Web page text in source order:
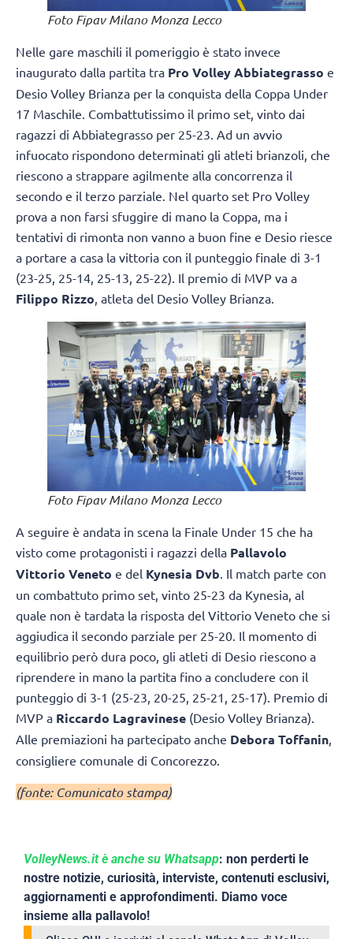
Foto Fipav Milano Monza Lecco
Nelle gare maschili il pomeriggio è stato invece
inaugurato dalla partita tra Pro Volley Abbiategrasso e
Desio Volley Brianza per la conquista della Coppa Under
17 Maschile. Combattutissimo il primo set, vinto dai
ragazzi di Abbiategrasso per 25-23. Ad un avvio
infuocato rispondono determinati gli atleti brianzoli, che
riescono a strappare agilmente alla concorrenza il
secondo e il terzo parziale. Nel quarto set Pro Volley
prova a non farsi sfuggire di mano la Coppa, ma i
tentativi di rimonta non vanno a buon fine e Desio riesce
a portare a casa la vittoria con il punteggio finale di 3-1
(23-25, 25-14, 25-13, 25-22). Il premio di MVP va a
Filippo Rizzo , atleta del Desio Volley Brianza.
Foto Fipav Milano Monza Lecco
A seguire è andata in scena la Finale Under 15 che ha
visto come protagonisti i ragazzi della Pallavolo
Vittorio Veneto e del Kynesia Dvb . Il match parte con
un combattuto primo set, vinto 25-23 da Kynesia, al
quale non è tardata la risposta del Vittorio Veneto che si
aggiudica il secondo parziale per 25-20. Il momento di
equilibrio però dura poco, gli atleti di Desio riescono a
riprendere in mano la partita fino a concludere con il
punteggio di 3-1 (25-23, 20-25, 25-21, 25-17). Premio di
MVP a Riccardo Lagravinese (Desio Volley Brianza).
Alle premiazioni ha partecipato anche Debora Toffanin
consigliere comunale di Concorezzo.
(fonte: Comunicato stampa)
VolleyNews.it è anche su Whatsapp: non perderti le
nostre notizie, curiosità, interviste, contenuti esclusivi,
aggiornamenti e approfondimenti. Diamo voce
insieme alla pallavolo!